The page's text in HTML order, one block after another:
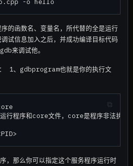
的函数名、变量名，所代替的全是运行
试信息加入之后，并成功编译目标代码
来调试他。
： 1、gdbprogram也就是你的执行文
行程序和core文件，core是程序非法执
，那么你可以指定这个服务程序运行时